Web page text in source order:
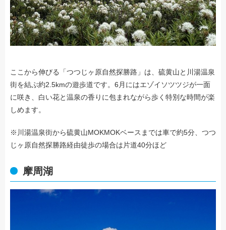
ここから伸びる「つつじヶ原自然探勝路」は、硫黄山と川湯温泉
街を結ぶ約2.5kmの遊歩道です。6月にはエゾイソツツジが一面
に咲き、白い花と温泉の香りに包まれながら歩く特別な時間が楽
しめます。
※川湯温泉街から硫黄山MOKMOKベースまでは車で約5分、つつ
じヶ原自然探勝路経由徒歩の場合は片道40分ほど
摩周湖